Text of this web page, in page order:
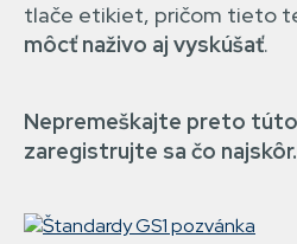
tlače etikiet, pričom tieto
môcť naživo aj vyskúšať.
Nepremeškajte preto
zaregistrujte sa čo najskôr.